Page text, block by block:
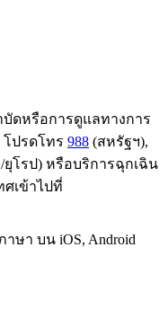
บัดหรือการดูแลทางการ
ปรดโทร 988 (สหรัฐฯ),
โรป) หรือบริการฉุกเฉิน
เข้าไปที่
าษา บน iOS, Android